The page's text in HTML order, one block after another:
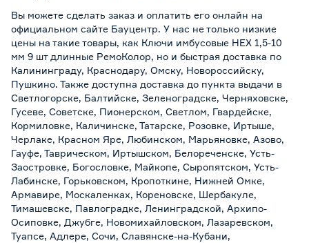
Вы можете сделать заказ и оплатить его онлайн на
официальном сайте Бауцентр. У нас не только низкие
цены на такие товары, как Ключи имбусовые HEX 1,5-10
мм 9 шт длинные РемоКолор, но и быстрая доставка по
Калининграду, Краснодару, Омску, Новороссийску,
Пушкино. Также доступна доставка до пункта выдачи в
Светлогорске, Балтийске, Зеленоградске, Черняховске,
Гусеве, Советске, Пионерском, Светлом, Гвардейске,
Кормиловке, Каличинске, Татарске, Розовке, Иртыше,
Черлаке, Красном Яре, Любинском, Марьяновке, Азово,
Гауфе, Таврическом, Иртышском, Белореченске, Усть-
Заостровке, Богословке, Майкопе, Сыропятском, Усть-
Лабинске, Горьковском, Кропоткине, Нижней Омке,
Армавире, Москаленках, Кореновске, Шербакуле,
Тимашевске, Павлоградке, Ленинградской, Архипо-
Осиповке, Джубге, Новомихайловском, Лазаревском,
Туапсе, Адлере, Сочи, Славянске-на-Кубани,